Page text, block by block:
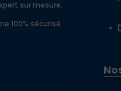
sur mesure.
100% sécurisé